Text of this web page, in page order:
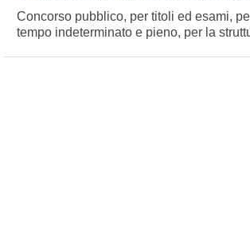
Concorso pubblico, per titoli ed esami,
tempo indeterminato e pieno, per la